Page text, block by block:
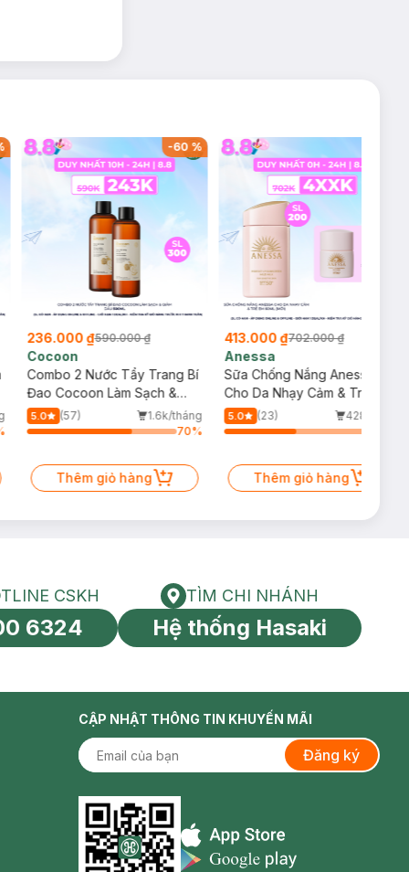
-60 %
236.000 ₫590.000 ₫
Cocoon
Combo 2 Nước Tẩy Trang Bí
Đao Cocoon Làm Sạch &
Giảm Dầu 500ml
5.0 (57)
1.6k/tháng
70%
Thêm giỏ hàng
413.000 ₫702.000 ₫
Anessa
Sữa Chống Nắng Anessa
Cho Da Nhạy Cảm & Trẻ Em
60ml (Mới)
5.0 (23)
428/tháng
Thêm giỏ hàng
toàn cầu
HOTLINE CSKH
CSKH
6324
Tìm chi nhánh
TÌM CHI NHÁNH
Hệ thống Hasaki
CẬP NHẬT THÔNG TIN KHUYẾN MÃI
Đăng ký
Appstore icon